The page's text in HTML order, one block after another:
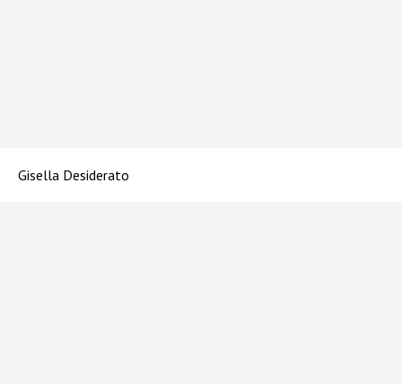
Gisella Desiderato